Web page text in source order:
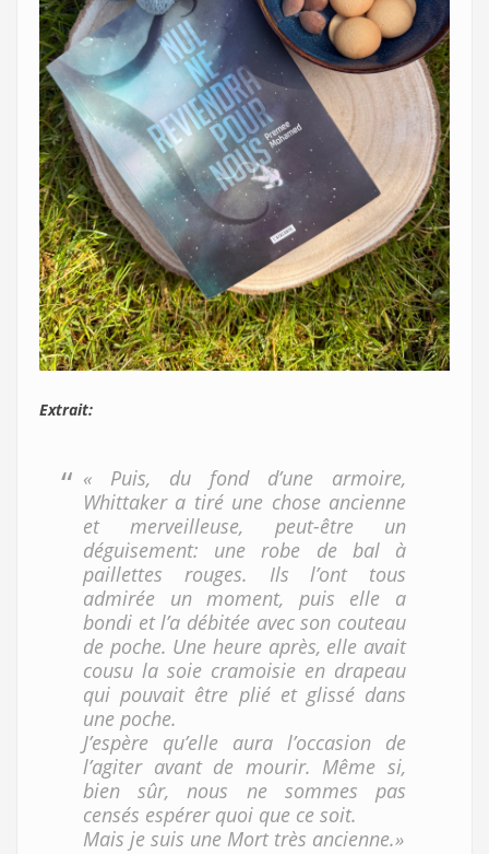
Extrait:
« Puis, du fond d’une armoire,
Whittaker a tiré une chose ancienne
et merveilleuse, peut-être un
déguisement: une robe de bal à
paillettes rouges. Ils l’ont tous
admirée un moment, puis elle a
bondi et l’a débitée avec son couteau
de poche. Une heure après, elle avait
cousu la soie cramoisie en drapeau
qui pouvait être plié et glissé dans
une poche.
J’espère qu’elle aura l’occasion de
l’agiter avant de mourir. Même si,
bien sûr, nous ne sommes pas
censés espérer quoi que ce soit.
Mais je suis une Mort très ancienne.»